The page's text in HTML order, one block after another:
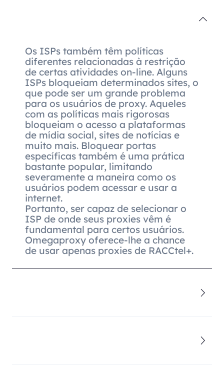
Os ISPs também têm políticas
diferentes relacionadas à restrição
de certas atividades on-line. Alguns
ISPs bloqueiam determinados sites, o
que pode ser um grande problema
para os usuários de proxy. Aqueles
com as políticas mais rigorosas
bloqueiam o acesso a plataformas
de mídia social, sites de notícias e
muito mais. Bloquear portas
específicas também é uma prática
bastante popular, limitando
severamente a maneira como os
usuários podem acessar e usar a
internet.
Portanto, ser capaz de selecionar o
ISP de onde seus proxies vêm é
fundamental para certos usuários.
Omegaproxy oferece-lhe a chance
de usar apenas proxies de RACCtel+.